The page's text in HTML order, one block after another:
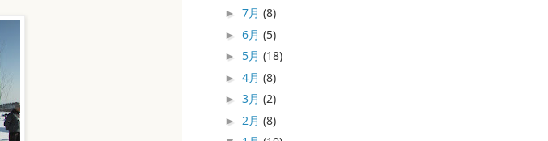
► 7月 (8)
► 6月 (5)
► 5月 (18)
► 4月 (8)
► 3月 (2)
► 2月 (8)